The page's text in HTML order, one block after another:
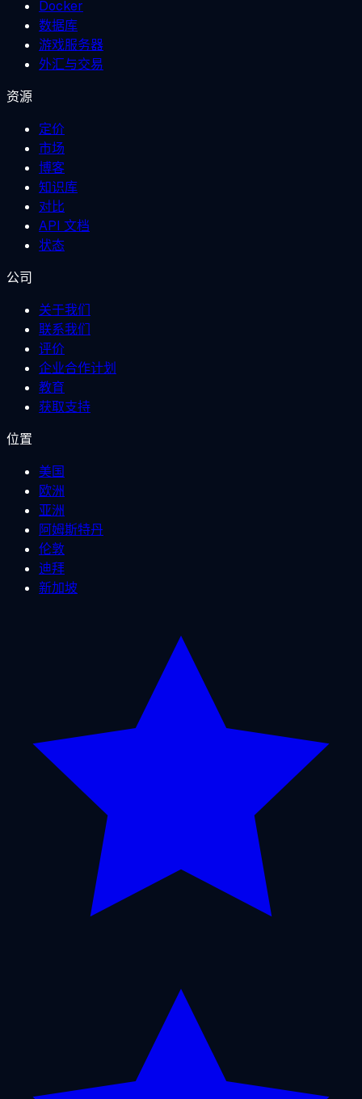
Docker
数据库
游戏服务器
外汇与交易
资源
定价
市场
博客
知识库
对比
API 文档
状态
公司
关于我们
联系我们
评价
企业合作计划
教育
获取支持
位置
美国
欧洲
亚洲
阿姆斯特丹
伦敦
迪拜
新加坡